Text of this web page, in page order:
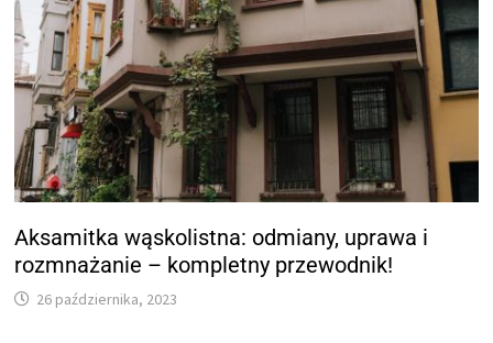
Aksamitka wąskolistna: odmiany, uprawa i
rozmnażanie – kompletny przewodnik!
26 października, 2023